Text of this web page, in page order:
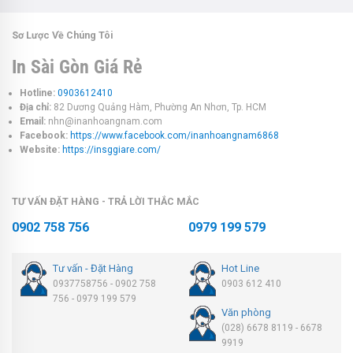
Sơ Lược Về Chúng Tôi
In Sài Gòn Giá Rẻ
Hotline: 0903612410
Địa chỉ: 82 Dương Quảng Hàm, Phường An Nhơn, Tp. HCM
Email: nhn@inanhoangnam.com
Facebook: https://www.facebook.com/inanhoangnam6868
Website: https://insggiare.com/
TƯ VẤN ĐẶT HÀNG - TRẢ LỜI THẮC MẮC
0902 758 756 0979 199 579
Tư vấn - Đặt Hàng
0937758756 - 0902 758
756 - 0979 199 579
Hot Line
0903 612 410
Văn phòng
(028) 6678 8119 - 6678
9919